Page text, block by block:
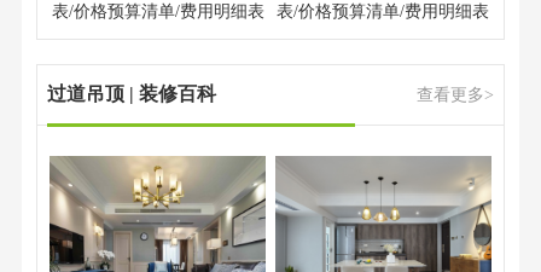
表/价格预算清单/费用明细表
表/价格预算清单/费用明细表
过道吊顶 | 装修百科 查看更多>